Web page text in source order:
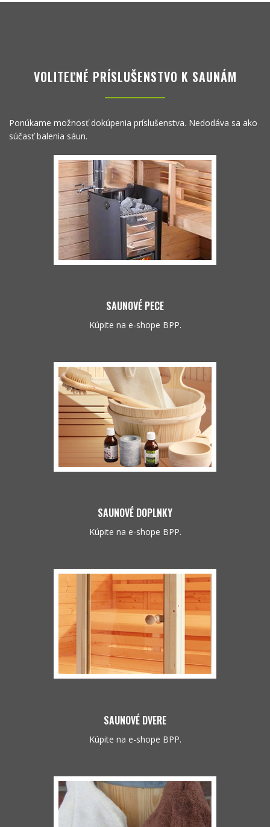
VOLITEĽNÉ PRÍSLUŠENSTVO K SAUNÁM
Ponúkame možnosť dokúpenia príslušenstva. Nedodáva sa ako
súčasť balenia sáun.
SAUNOVÉ PECE
Kúpite na e-shope BPP.
SAUNOVÉ DOPLNKY
Kúpite na e-shope BPP.
SAUNOVÉ DVERE
Kúpite na e-shope BPP.